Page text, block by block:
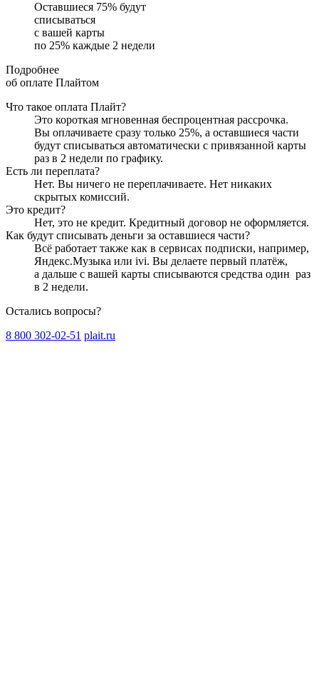
Оставшиеся 75% будут
списываться
с вашей карты
по 25% каждые 2 недели
Подробнее
об оплате Плайтом
Что такое оплата Плайт?
Это короткая мгновенная беспроцентная рассрочка.
Вы оплачиваете сразу только 25%, а оставшиеся части
будут списываться автоматически с привязанной карты
раз в 2 недели по графику.
Есть ли переплата?
Нет. Вы ничего не переплачиваете. Нет никаких
скрытых комиссий.
Это кредит?
Нет, это не кредит. Кредитный договор не оформляется.
Как будут списывать деньги за оставшиеся части?
Всё работает также как в сервисах подписки, например,
Яндекс.Музыка или ivi. Вы делаете первый платёж,
а дальше с вашей карты списываются средства один раз
в 2 недели.
Остались вопросы?
8 800 302-02-51 plait.ru